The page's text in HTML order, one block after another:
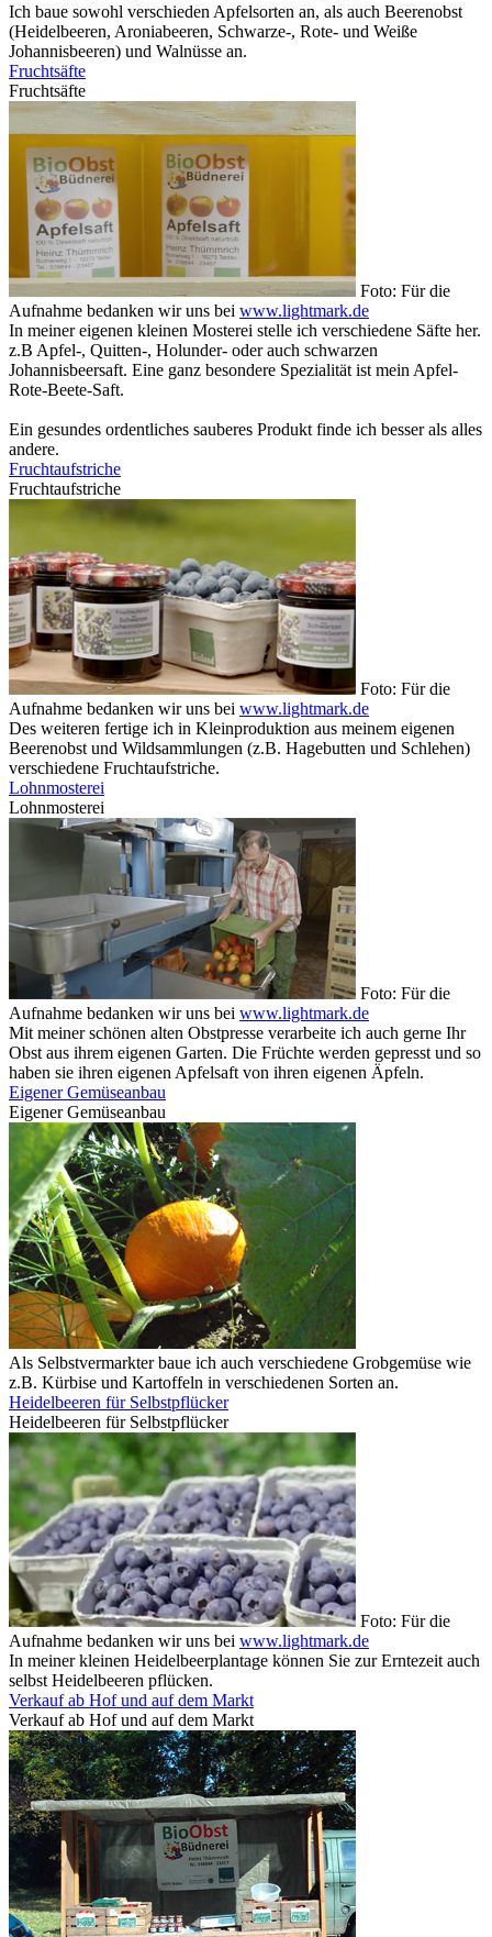
Ich baue sowohl verschieden Apfelsorten an, als auch Beerenobst
(Heidelbeeren, Aroniabeeren, Schwarze-, Rote- und Weiße
Johannisbeeren) und Walnüsse an.
Fruchtsäfte
Fruchtsäfte
Foto: Für die
Aufnahme bedanken wir uns bei www.lightmark.de
In meiner eigenen kleinen Mosterei stelle ich verschiedene Säfte her.
z.B Apfel-, Quitten-, Holunder- oder auch schwarzen
Johannisbeersaft. Eine ganz besondere Spezialität ist mein Apfel-
Rote-Beete-Saft.
Ein gesundes ordentliches sauberes Produkt finde ich besser als alles
andere.
Fruchtaufstriche
Fruchtaufstriche
Foto: Für die
Aufnahme bedanken wir uns bei www.lightmark.de
Des weiteren fertige ich in Kleinproduktion aus meinem eigenen
Beerenobst und Wildsammlungen (z.B. Hagebutten und Schlehen)
verschiedene Fruchtaufstriche.
Lohnmosterei
Lohnmosterei
Foto: Für die
Aufnahme bedanken wir uns bei www.lightmark.de
Mit meiner schönen alten Obstpresse verarbeite ich auch gerne Ihr
Obst aus ihrem eigenen Garten. Die Früchte werden gepresst und so
haben sie ihren eigenen Apfelsaft von ihren eigenen Äpfeln.
Eigener Gemüseanbau
Eigener Gemüseanbau
Als Selbstvermarkter baue ich auch verschiedene Grobgemüse wie
z.B. Kürbise und Kartoffeln in verschiedenen Sorten an.
Heidelbeeren für Selbstpflücker
Heidelbeeren für Selbstpflücker
Foto: Für die
Aufnahme bedanken wir uns bei www.lightmark.de
In meiner kleinen Heidelbeerplantage können Sie zur Erntezeit auch
selbst Heidelbeeren pflücken.
Verkauf ab Hof und auf dem Markt
Verkauf ab Hof und auf dem Markt